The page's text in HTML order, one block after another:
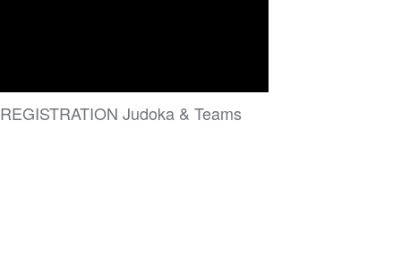
REGISTRATION Judoka & Teams